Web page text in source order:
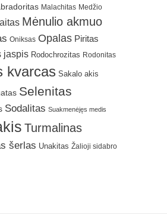
Malachitas Medžio
Mėnulio akmuo
Oniksas Opalas Piritas
jaspis Rodochrozitas Rodonitas
kvarcas Sakalo akis
Selenitas
Sodalitas Suakmenėjęs medis
Turmalinas
šerlas Unakitas Žalioji sidabro